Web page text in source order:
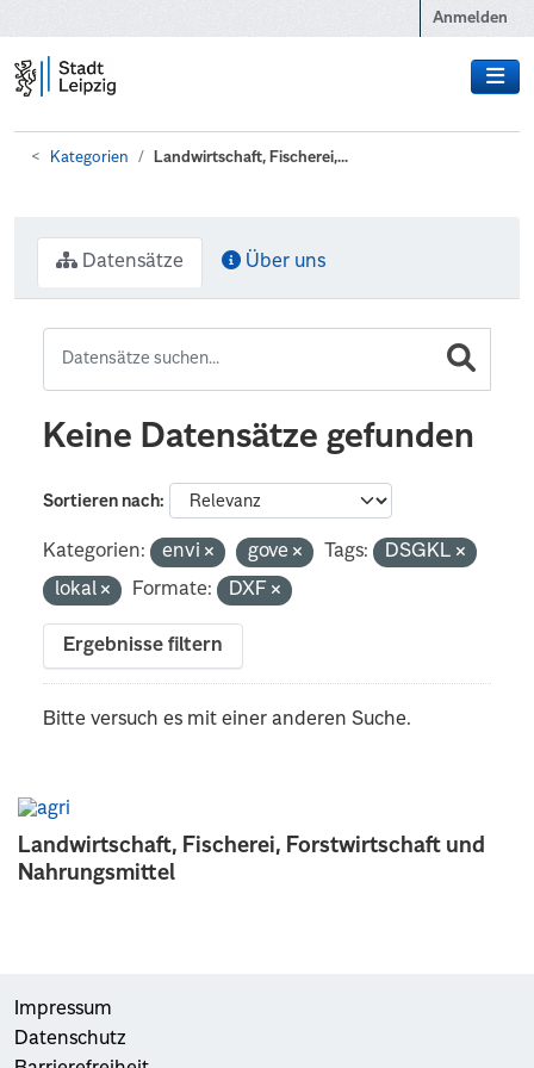
Anmelden
Kategorien Landwirtschaft, Fischerei,...
Landwirtschaft, Fischerei, Forstwirtschaft und
Nahrungsmittel
Datensätze Über uns
Keine Datensätze gefunden
Sortieren nach
Kategorien: envi gove Tags:
DSGKL
lokal
Formate: DXF
Ergebnisse filtern
Bitte versuch es mit einer anderen Suche.
Impressum
Datenschutz